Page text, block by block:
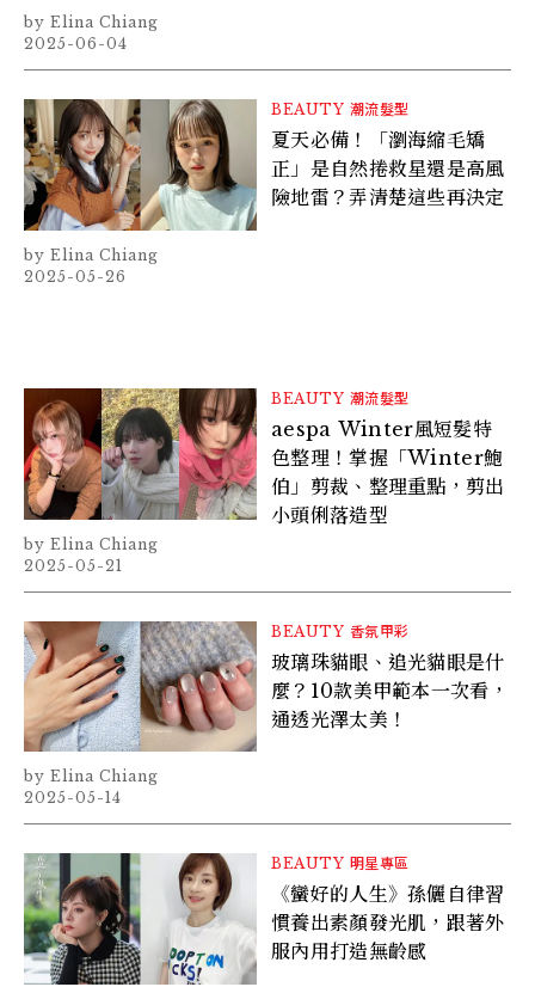
Elina Chiang
2025-06-04
BEAUTY 潮流髮型
夏天必備！「瀏海縮毛矯
正」是自然捲救星還是高風
險地雷？弄清楚這些再決定
Elina Chiang
2025-05-26
BEAUTY 潮流髮型
aespa Winter風短髮特
色整理！掌握「Winter鮑
伯」剪裁、整理重點，剪出
小頭俐落造型
Elina Chiang
2025-05-21
BEAUTY 香氛甲彩
玻璃珠貓眼、追光貓眼是什
麼？10款美甲範本一次看，
通透光澤太美！
Elina Chiang
2025-05-14
BEAUTY 明星專區
《蠻好的人生》孫儷自律習
慣養出素顏發光肌，跟著外
服內用打造無齡感